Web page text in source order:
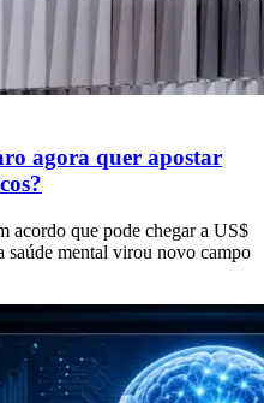
agora quer apostar
que pode chegar a US$
saúde mental virou novo campo